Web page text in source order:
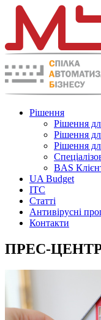
Рішення
Рішення
Рішення
Рішення
BAS
UA Budget
ITC
Статті
Антивірусні
Контакти
ПРЕС-